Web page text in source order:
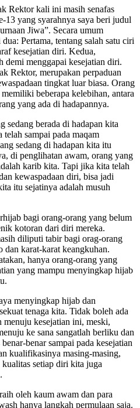
Rektor kali ini masih senafas
13 yang syarahnya saya beri judul
Jiwa”. Secara umum
Pertama, tentang salah satu ciri
kesejatian diri. Kedua,
demi menggapai kesejatian diri.
Rektor, merupakan perpaduan
tingkat luar biasa. Orang
beberapa kelebihan, antara
yang ada di hadapannya.
sedang berada di hadapan kita
sampai pada maqam
sedang di hadapan kita itu
di penglihatan awam, orang yang
karib kita. Tapi jika kita telah
kewaspadaan diri, bisa jadi
itu sejatinya adalah musuh
bagi orang-orang yang belum
kotoran dari diri mereka.
diliputi tabir bagi orag-orang
dan karat-karat keangkuhan.
hanya orang-orang yang
yang mampu menyingkap hijab
menyingkap hijab dan
tenaga kita. Tidak boleh ada
menuju kesejatian ini, meski,
ke sana sangatlah berliku dan
benar sampai pada kesejatian
kualifikasinya masing-masing,
kualitas setiap diri kita juga
oleh kaum awam dan para
hanya langkah permulaan saja.